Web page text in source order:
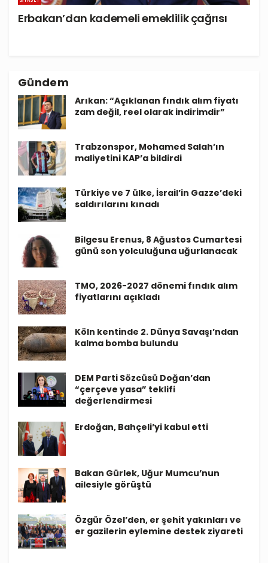
Erbakan’dan kademeli emeklilik çağrısı
Gündem
Arıkan: “Açıklanan fındık alım fiyatı
zam değil, reel olarak indirimdir”
Trabzonspor, Mohamed Salah’ın
maliyetini KAP’a bildirdi
Türkiye ve 7 ülke, İsrail’in Gazze’deki
saldırılarını kınadı
Bilgesu Erenus, 8 Ağustos Cumartesi
günü son yolculuğuna uğurlanacak
TMO, 2026-2027 dönemi fındık alım
fiyatlarını açıkladı
Köln kentinde 2. Dünya Savaşı’ndan
kalma bomba bulundu
DEM Parti Sözcüsü Doğan’dan
“çerçeve yasa” teklifi
değerlendirmesi
Erdoğan, Bahçeli’yi kabul etti
Bakan Gürlek, Uğur Mumcu’nun
ailesiyle görüştü
Özgür Özel’den, er şehit yakınları ve
er gazilerin eylemine destek ziyareti